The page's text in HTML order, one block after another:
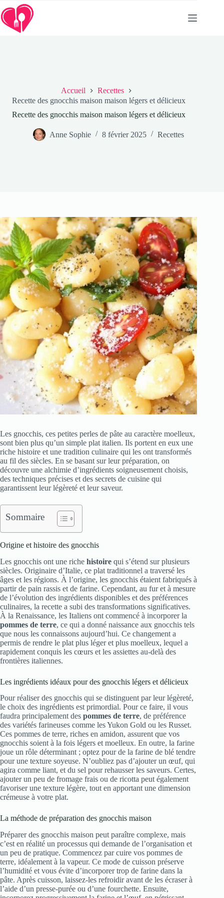
Passer
au
contenu
Accueil
Recettes
Recette des gnocchis maison maison légers et délicieux
Recette des gnocchis maison maison légers et délicieux
Anne Sophie 8 février 2025 Recettes
Les gnocchis, ces petites perles de pâte au caractère moelleux,
sont bien plus qu’un simple plat italien. Ils portent en eux une
riche histoire et une tradition culinaire qui les ont transformés
au fil des siècles. En se basant sur leur préparation, on
découvre une alchimie d’ingrédients soigneusement choisis,
des techniques précises et des secrets de cuisine qui
garantissent leur légèreté et leur saveur.
Sommaire
Origine et histoire des gnocchis
Les gnocchis ont une riche histoire qui s’étend sur plusieurs
siècles. Originaire d’Italie, ce plat traditionnel a traversé les
âges et les régions. À l’origine, les gnocchis étaient fabriqués à
partir de pain rassis et de farine. Cependant, au fur et à mesure
de l’évolution des ingrédients disponibles et des préférences
culinaires, la recette a subi des transformations significatives.
À la Renaissance, les Italiens ont commencé à incorporer la
pommes de terre, ce qui a donné naissance aux gnocchis tels
que nous les connaissons aujourd’hui. Ce changement a
permis de rendre le plat plus léger et plus moelleux, lequel a
rapidement conquis les cœurs et les assiettes au-delà des
frontières italiennes.
Les ingrédients idéaux pour des gnocchis légers et délicieux
Pour réaliser des gnocchis qui se distinguent par leur légèreté,
le choix des ingrédients est primordial. Pour ce faire, il vous
faudra principalement des pommes de terre, de préférence
des variétés farineuses comme les Yukon Gold ou les Russet.
Ces pommes de terre, riches en amidon, assurent que vos
gnocchis soient à la fois légers et moelleux. En outre, la farine
joue un rôle déterminant ; optez pour de la farine de blé tendre
pour une texture soyeuse. N’oubliez pas d’ajouter un œuf, qui
agira comme liant, et du sel pour rehausser les saveurs. Certes,
ajouter un peu de fromage frais ou de ricotta peut également
favoriser une texture légère, tout en apportant une dimension
crémeuse à votre plat.
La méthode de préparation des gnocchis maison
Préparer des gnocchis maison peut paraître complexe, mais
c’est en réalité un processus qui demande de l’organisation et
un peu de pratique. Commencez par cuire vos pommes de
terre, idéalement à la vapeur. Ce mode de cuisson préserve
l’humidité et vous évite d’incorporer trop de farine dans la
pâte. Après cuisson, laissez-les refroidir avant de les écraser à
l’aide d’un presse-purée ou d’une fourchette. Ensuite,